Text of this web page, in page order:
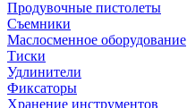
Продувочные пистолеты
Съемники
Маслосменное оборудование
Тиски
Удлинители
Фиксаторы
Хранение инструментов